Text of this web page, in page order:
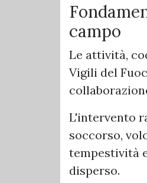
campo
Le attività,
Vigili del
L'intervento
soccorso,
tempestività
disperso.